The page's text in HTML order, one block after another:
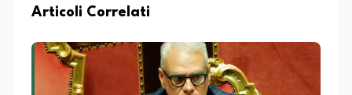
economico, geopolitico, comunicativo e
accademica multidisciplinare: ha
conseguito la Laurea in Economia e
Commercio (quadriennale, Vecchio
Ordinamento), la Laurea Magistrale in
Articoli Correlati